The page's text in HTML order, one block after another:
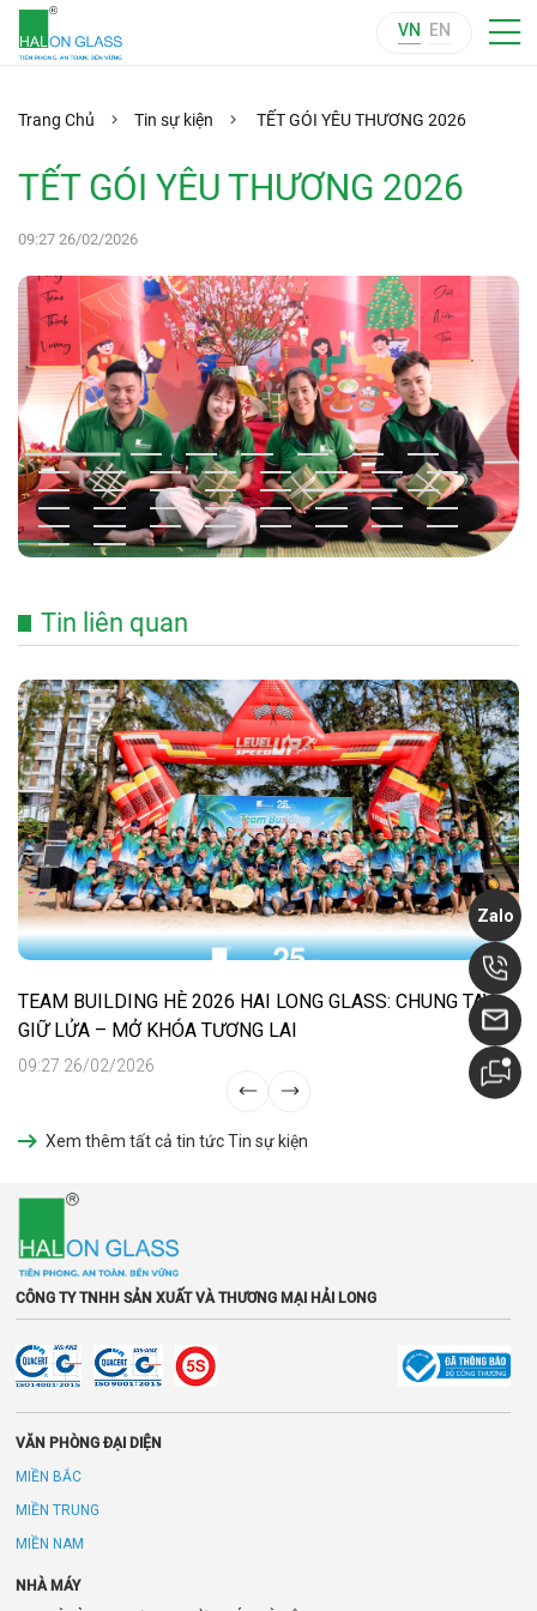
VN EN
Trang Chủ Tin sự kiện TẾT GÓI YÊU THƯƠNG 2026
TẾT GÓI YÊU THƯƠNG 2026
09:27 26/02/2026
Tin liên quan
TEAM BUILDING HÈ 2026 HAI LONG GLASS: CHUNG TAY
GIỮ LỬA – MỞ KHÓA TƯƠNG LAI
09:27 26/02/2026
Xem thêm tất cả tin tức Tin sự kiện
CÔNG TY TNHH SẢN XUẤT VÀ THƯƠNG MẠI HẢI LONG
VĂN PHÒNG ĐẠI DIỆN
MIỀN BẮC
MIỀN TRUNG
MIỀN NAM
NHÀ MÁY
Zalo